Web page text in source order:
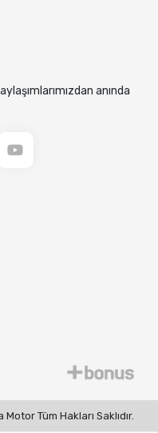
anında
Tüm Hakları Saklıdır.